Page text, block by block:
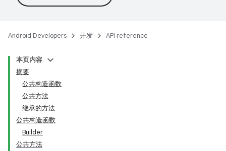
Android Developers 开发 API reference
本页内容
摘要
公共构造函数
公共方法
继承的方法
公共构造函数
Builder
公共方法